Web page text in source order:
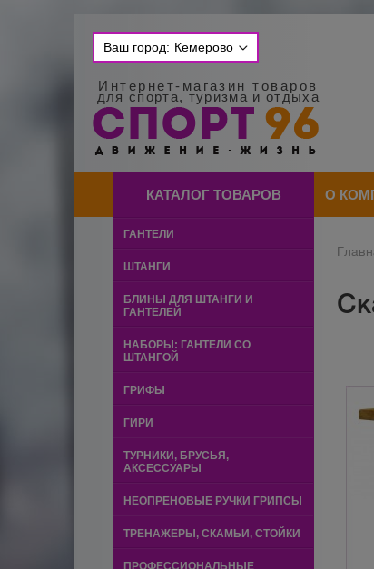
Ваш город: Кемерово
Интернет-магазин товаров
для спорта, туризма и отдыха
КАТАЛОГ ТОВАРОВ О
ГАНТЕЛИ
ШТАНГИ
БЛИНЫ ДЛЯ ШТАНГИ И
ГАНТЕЛЕЙ
НАБОРЫ: ГАНТЕЛИ СО
ШТАНГОЙ
ГРИФЫ
ГИРИ
ТУРНИКИ, БРУСЬЯ,
АКСЕССУАРЫ
НЕОПРЕНОВЫЕ РУЧКИ ГРИПСЫ
ТРЕНАЖЕРЫ, СКАМЬИ, СТОЙКИ
ПРОФЕССИОНАЛЬНЫЕ